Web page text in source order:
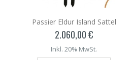
Passier Eldur Island Sattel
2.060,00 €
Inkl. 20% MwSt.